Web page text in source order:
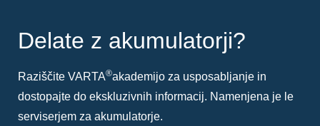
Delate z akumulatorji?
Raziščite VARTA®akademijo za usposabljanje in
dostopajte do ekskluzivnih informacij. Namenjena je le
serviserjem za akumulatorje.